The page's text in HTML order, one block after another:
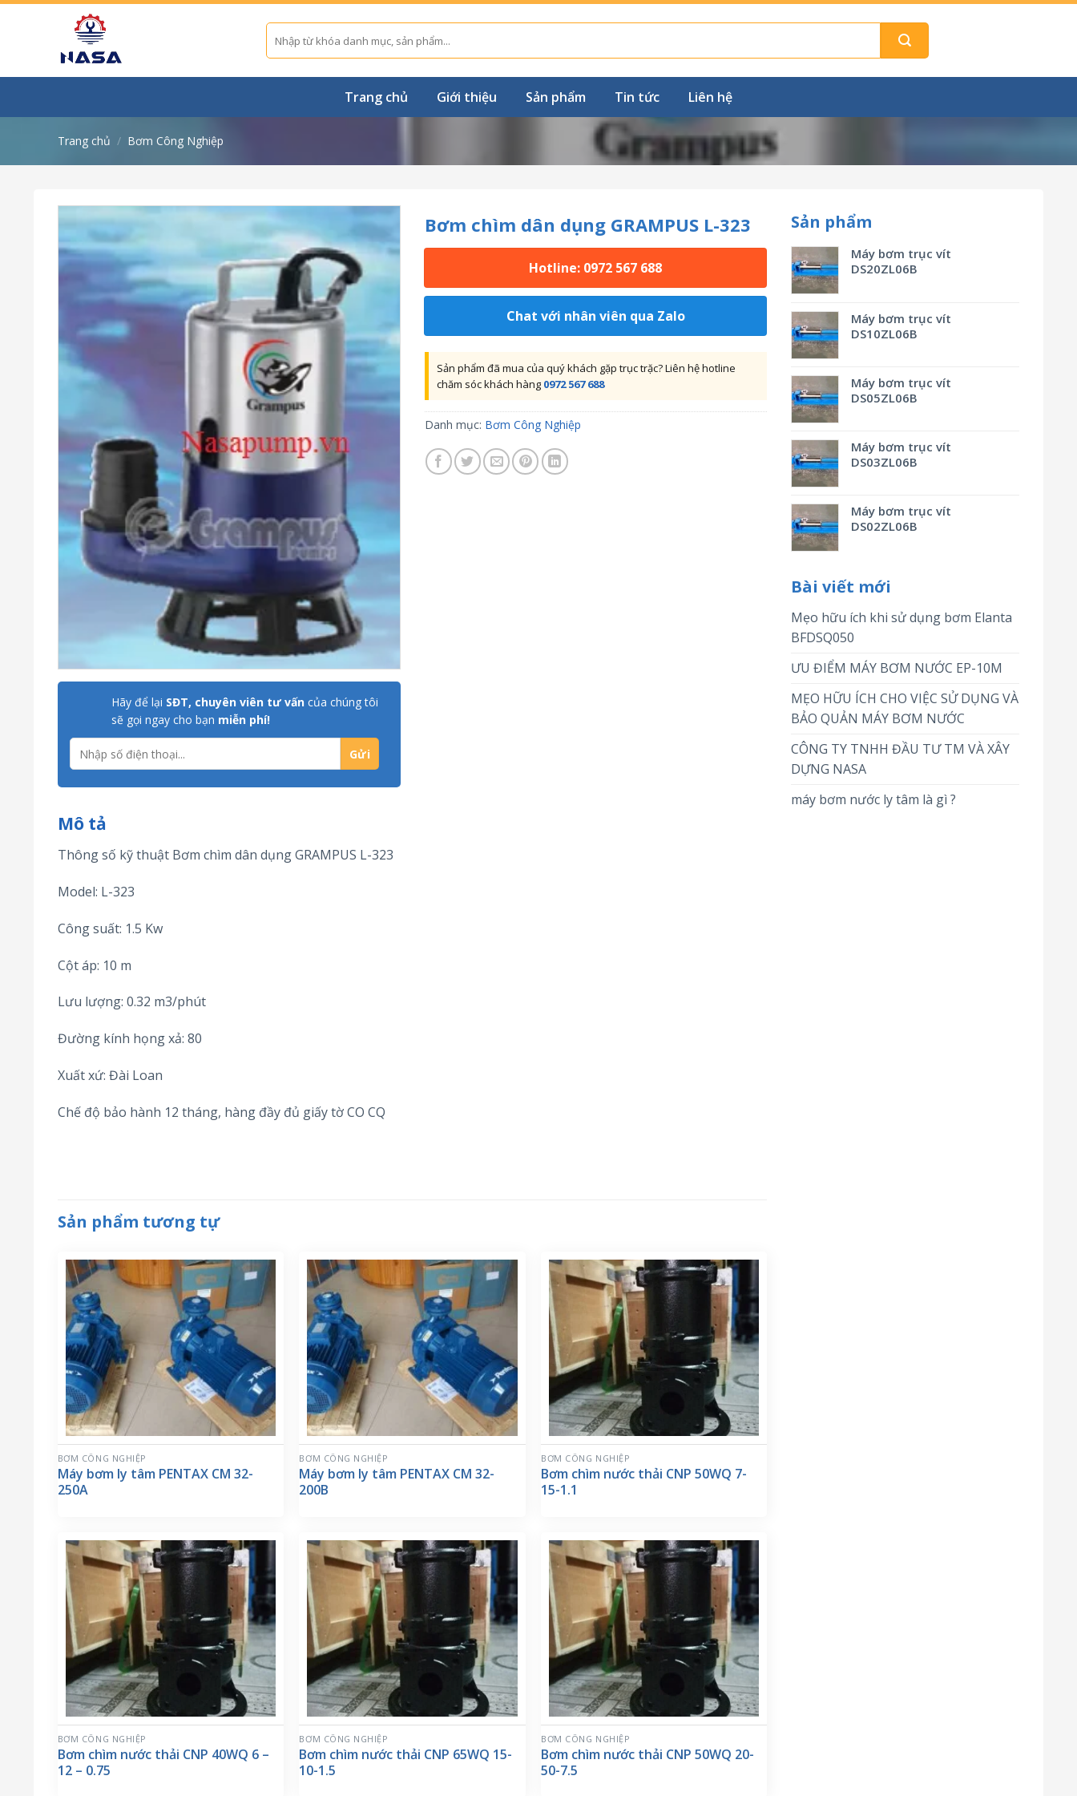
Skip
Tìm
kiếm:
Trang chủ Giới thiệu Sản phẩm Tin tức Liên hệ
Trang chủ / Bơm Công Nghiệp
Sản phẩm
Máy bơm trục vít
DS20ZL06B
Máy bơm trục vít
DS10ZL06B
Máy bơm trục vít
DS05ZL06B
Máy bơm trục vít
DS03ZL06B
Máy bơm trục vít
DS02ZL06B
Bài viết mới
Mẹo hữu ích khi sử dụng bơm Elanta
BFDSQ050
ƯU ĐIỂM MÁY BƠM NƯỚC EP-10M
MẸO HỮU ÍCH CHO VIỆC SỬ DỤNG VÀ
BẢO QUẢN MÁY BƠM NƯỚC
CÔNG TY TNHH ĐẦU TƯ TM VÀ XÂY
DỰNG NASA
máy bơm nước ly tâm là gì ?
Hãy để lại SĐT, chuyên viên tư vấn của chúng tôi
sẽ gọi ngay cho bạn miễn phí!
Bơm chìm dân dụng GRAMPUS L-323
Hotline: 0972 567 688
Chat với nhân viên qua Zalo
Sản phẩm đã mua của quý khách gặp trục trặc? Liên hệ hotline
chăm sóc khách hàng 0972 567 688
Danh mục: Bơm Công Nghiệp
Mô tả
Thông số kỹ thuật Bơm chìm dân dụng GRAMPUS L-323
Model: L-323
Công suất: 1.5 Kw
Cột áp: 10 m
Lưu lượng: 0.32 m3/phút
Đường kính họng xả: 80
Xuất xứ: Đài Loan
Chế độ bảo hành 12 tháng, hàng đầy đủ giấy tờ CO CQ
Sản phẩm tương tự
BƠM CÔNG NGHIỆP
Máy bơm ly tâm PENTAX CM 32-
250A
BƠM CÔNG NGHIỆP
Máy bơm ly tâm PENTAX CM 32-
200B
BƠM CÔNG NGHIỆP
Bơm chìm nước thải CNP 50WQ 7-
15-1.1
BƠM CÔNG NGHIỆP
Bơm chìm nước thải CNP 40WQ 6 –
12 – 0.75
BƠM CÔNG NGHIỆP
Bơm chìm nước thải CNP 65WQ 15-
10-1.5
BƠM CÔNG NGHIỆP
Bơm chìm nước thải CNP 50WQ 20-
50-7.5